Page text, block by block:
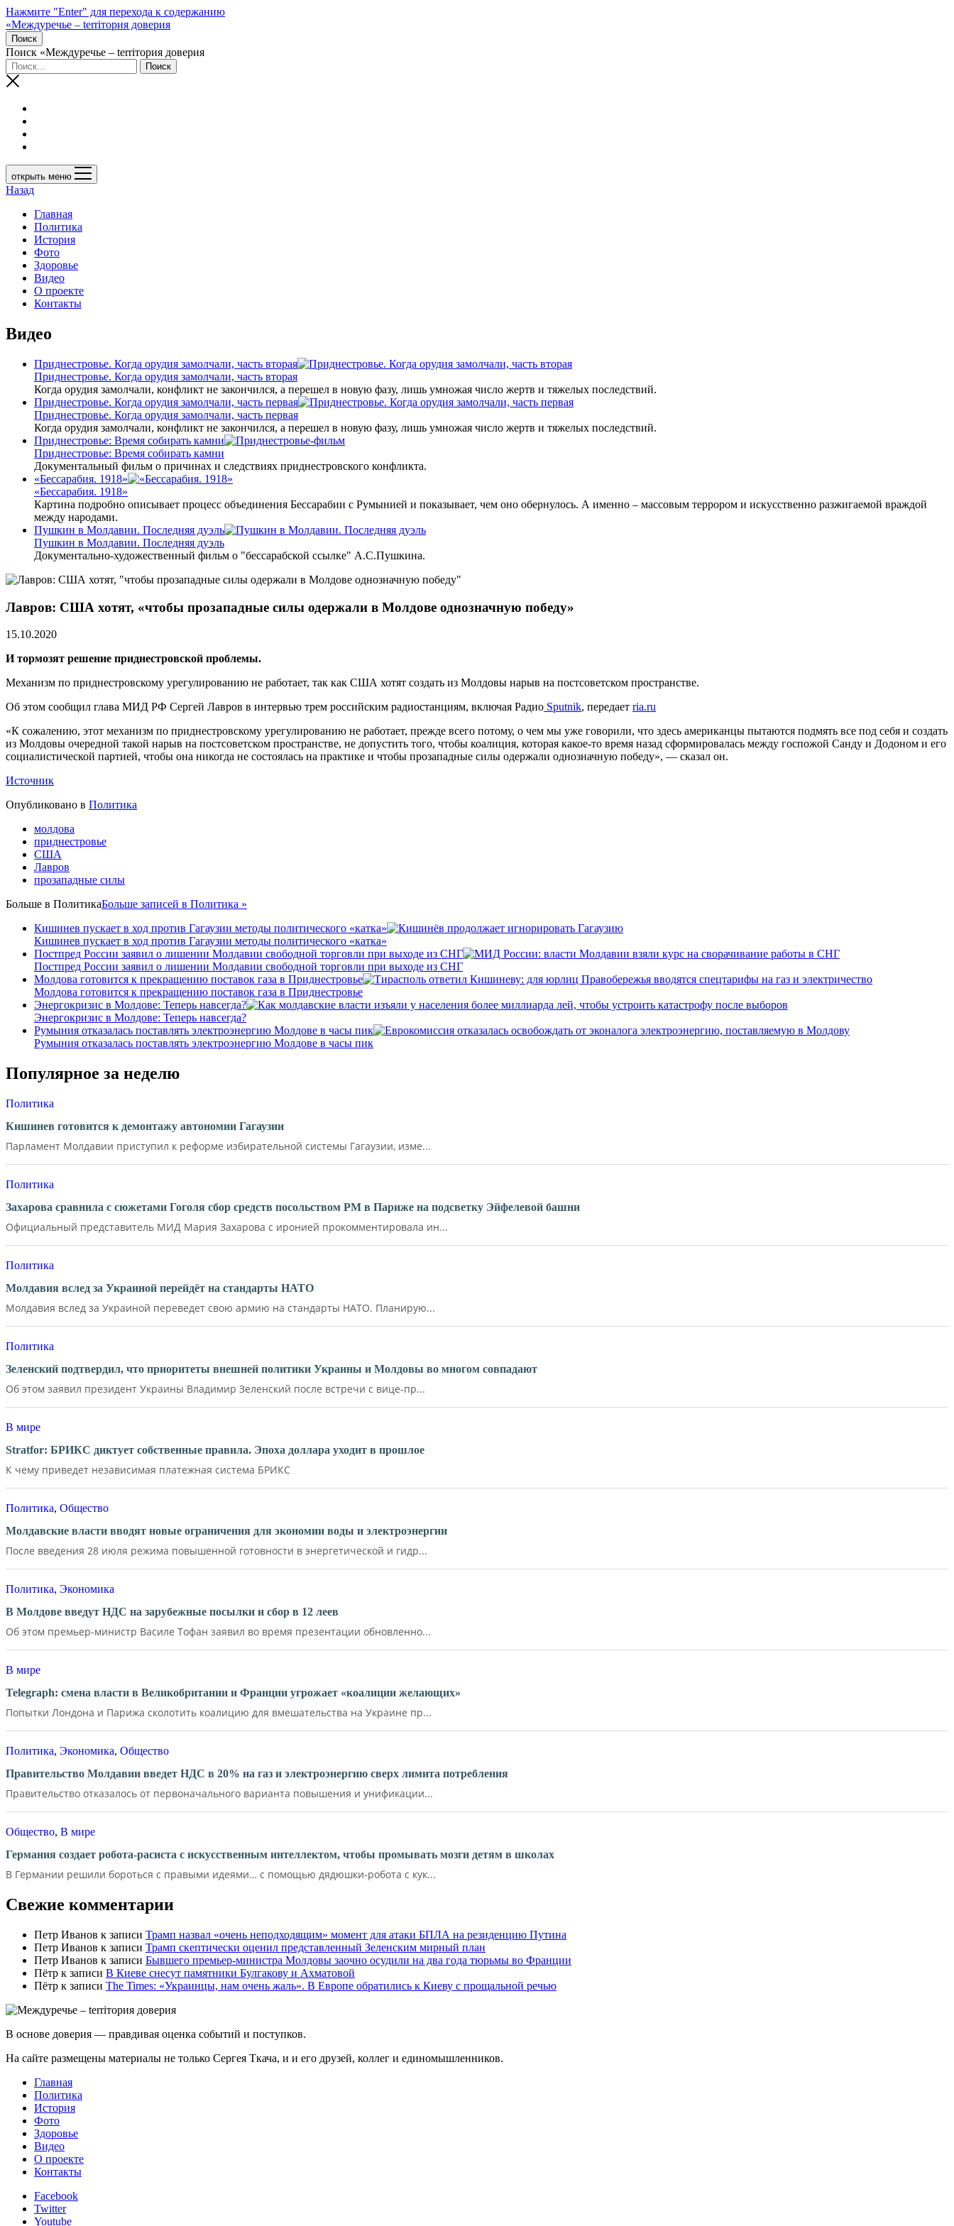
Нажмите "Enter" для перехода к содержанию
«Междуречье – terriтория доверия
Поиск
Поиск «Междуречье – terriтория доверия
открыть меню
Назад
Главная
Политика
История
Фото
Здоровье
Видео
О проекте
Контакты
Видео
Приднестровье. Когда орудия замолчали, часть вторая
Приднестровье. Когда орудия замолчали, часть вторая
Когда орудия замолчали, конфликт не закончился, а перешел в новую фазу, лишь умножая число жертв и тяжелых последствий.
Приднестровье. Когда орудия замолчали, часть первая
Приднестровье. Когда орудия замолчали, часть первая
Когда орудия замолчали, конфликт не закончился, а перешел в новую фазу, лишь умножая число жертв и тяжелых последствий.
Приднестровье: Время собирать камни
Приднестровье: Время собирать камни
Документальный фильм о причинах и следствиях приднестровского конфликта.
«Бессарабия. 1918»
«Бессарабия. 1918»
Картина подробно описывает процесс объединения Бессарабии с Румынией и показывает, чем оно обернулось. А именно – массовым террором и искусственно разжигаемой враждой
между народами.
Пушкин в Молдавии. Последняя дуэль
Пушкин в Молдавии. Последняя дуэль
Документально-художественный фильм о "бессарабской ссылке" А.С.Пушкина.
Лавров: США хотят, «чтобы прозападные силы одержали в Молдове однозначную победу»
15.10.2020
И тормозят решение приднестровской проблемы.
Механизм по приднестровскому урегулированию не работает, так как США хотят создать из Молдовы нарыв на постсоветском пространстве.
Об этом сообщил глава МИД РФ Сергей Лавров в интервью трем российским радиостанциям, включая Радио Sputnik, передает ria.ru
«К сожалению, этот механизм по приднестровскому урегулированию не работает, прежде всего потому, о чем мы уже говорили, что здесь американцы пытаются подмять все под себя и создать
из Молдовы очередной такой нарыв на постсоветском пространстве, не допустить того, чтобы коалиция, которая какое-то время назад сформировалась между госпожой Санду и Додоном и его
социалистической партией, чтобы она никогда не состоялась на практике и чтобы прозападные силы одержали однозначную победу», — сказал он.
Источник
Опубликовано в Политика
молдова
приднестровье
США
Лавров
прозападные силы
Больше в ПолитикаБольше записей в Политика »
Кишинев пускает в ход против Гагаузии методы политического «катка»
Кишинев пускает в ход против Гагаузии методы политического «катка»
Постпред России заявил о лишении Молдавии свободной торговли при выходе из СНГ
Постпред России заявил о лишении Молдавии свободной торговли при выходе из СНГ
Молдова готовится к прекращению поставок газа в Приднестровье
Молдова готовится к прекращению поставок газа в Приднестровье
Энергокризис в Молдове: Теперь навсегда?
Энергокризис в Молдове: Теперь навсегда?
Румыния отказалась поставлять электроэнергию Молдове в часы пик
Румыния отказалась поставлять электроэнергию Молдове в часы пик
Популярное за неделю
Политика
Кишинев готовится к демонтажу автономии Гагаузии
Парламент Молдавии приступил к реформе избирательной системы Гагаузии, изме...
Политика
Захарова сравнила с сюжетами Гоголя сбор средств посольством РМ в Париже на подсветку Эйфелевой башни
Официальный представитель МИД Мария Захарова с иронией прокомментировала ин...
Политика
Молдавия вслед за Украиной перейдёт на стандарты НАТО
Молдавия вслед за Украиной переведет свою армию на стандарты НАТО. Планирую...
Политика
Зеленский подтвердил, что приоритеты внешней политики Украины и Молдовы во многом совпадают
Об этом заявил президент Украины Владимир Зеленский после встречи с вице-пр...
В мире
Stratfor: БРИКС диктует собственные правила. Эпоха доллара уходит в прошлое
К чему приведет независимая платежная система БРИКС
Политика, Общество
Молдавские власти вводят новые ограничения для экономии воды и электроэнергии
После введения 28 июля режима повышенной готовности в энергетической и гидр...
Политика, Экономика
В Молдове введут НДС на зарубежные посылки и сбор в 12 леев
Об этом премьер-министр Василе Тофан заявил во время презентации обновленно...
В мире
Telegraph: смена власти в Великобритании и Франции угрожает «коалиции желающих»
Попытки Лондона и Парижа сколотить коалицию для вмешательства на Украине пр...
Политика, Экономика, Общество
Правительство Молдавии введет НДС в 20% на газ и электроэнергию сверх лимита потребления
Правительство отказалось от первоначального варианта повышения и унификации...
Общество, В мире
Германия создает робота-расиста с искусственным интеллектом, чтобы промывать мозги детям в школах
В Германии решили бороться с правыми идеями… с помощью дядюшки-робота с кук...
Свежие комментарии
Петр Иванов к записи Трамп назвал «очень неподходящим» момент для атаки БПЛА на резиденцию Путина
Петр Иванов к записи Трамп скептически оценил представленный Зеленским мирный план
Петр Иванов к записи Бывшего премьер-министра Молдовы заочно осудили на два года тюрьмы во Франции
Пётр к записи В Киеве снесут памятники Булгакову и Ахматовой
Пётр к записи Тhe Times: «Украинцы, нам очень жаль». В Европе обратились к Киеву с прощальной речью
В основе доверия — правдивая оценка событий и поступков.
На сайте размещены материалы не только Сергея Ткача, и и его друзей, коллег и единомышленников.
Главная
Политика
История
Фото
Здоровье
Видео
О проекте
Контакты
Facebook
Twitter
Youtube